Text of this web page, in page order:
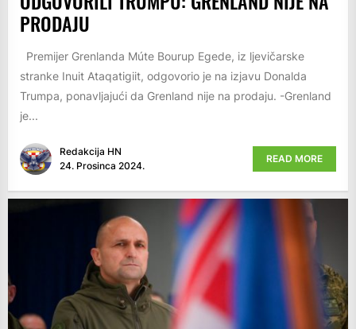
PRODAJU
Premijer Grenlanda Múte Bourup Egede, iz ljevičarske
stranke Inuit Ataqatigiit, odgovorio je na izjavu Donalda
Trumpa, ponavljajući da Grenland nije na prodaju. -Grenland
je...
Redakcija HN
24. Prosinca 2024.
READ MORE